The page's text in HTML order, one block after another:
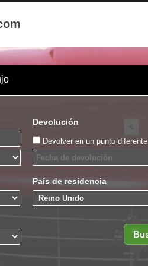
Devolución
Devolver en un punto diferente
País de residencia